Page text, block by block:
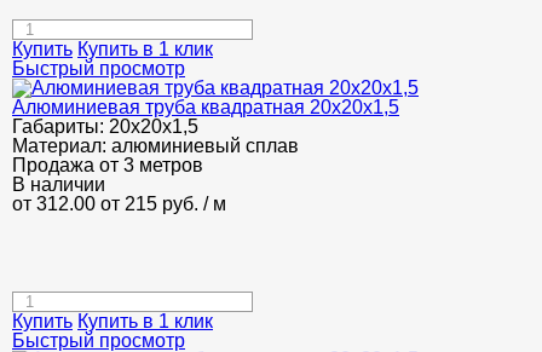
Купить Купить в 1 клик
Быстрый просмотр
Алюминиевая труба квадратная 20х20х1,5
Габариты: 20х20х1,5
Материал: алюминиевый сплав
Продажа от 3 метров
В наличии
от 312.00 от 215 руб. / м
Купить Купить в 1 клик
Быстрый просмотр